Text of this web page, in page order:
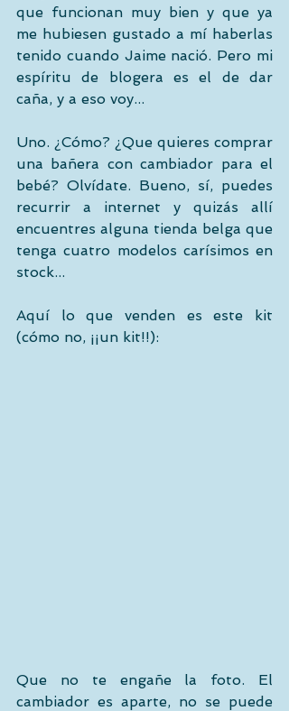
que funcionan muy bien y que ya
me hubiesen gustado a mí haberlas
tenido cuando Jaime nació. Pero mi
espíritu de blogera es el de dar
caña, y a eso voy...
Uno. ¿Cómo? ¿Que quieres comprar
una bañera con cambiador para el
bebé? Olvídate. Bueno, sí, puedes
recurrir a internet y quizás allí
encuentres alguna tienda belga que
tenga cuatro modelos carísimos en
stock...
Aquí lo que venden es este kit
(cómo no, ¡¡un kit!!):
Que no te engañe la foto. El
cambiador es aparte, no se puede